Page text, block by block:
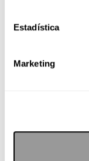
Estadística
Marketing